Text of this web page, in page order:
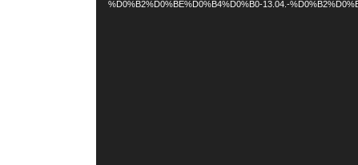
%D0%B2%D0%BE%D0%B4%D0%B0-13.04.-